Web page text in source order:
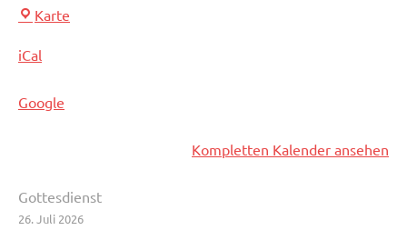
Karte
iCal
Google
Kompletten Kalender ansehen
Beitragsnavigation
Gottesdienst
26. Juli 2026